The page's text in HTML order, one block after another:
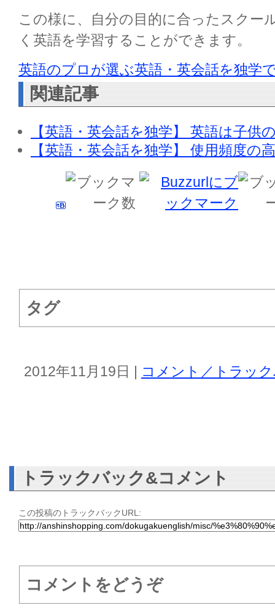
この様に、自分の目的に合ったスクー
く英語を学習することができます。
英語のプロが選ぶ英語・英会話を独学
関連記事
【英語・英会話を独学】 英語は子供
【英語・英会話を独学】 使用頻度の
タグ
2012年11月19日 | コメント／トラッ
トラックバック&コメント
この投稿のトラックバックURL:
コメントをどうぞ